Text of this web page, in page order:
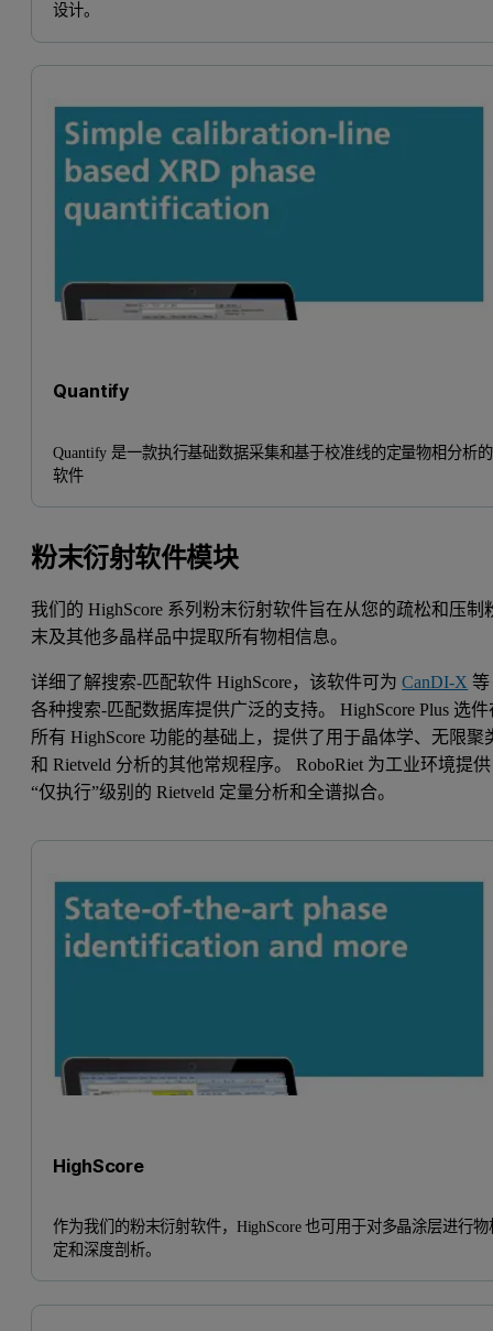
设计。
Quantify
Quantify 是一款执行基础数据采集和基于校准线的定量物相分析
软件
粉末衍射软件模块
我们的 HighScore 系列粉末衍射软件旨在从您的疏松和压制
末及其他多晶样品中提取所有物相信息。
详细了解搜索-匹配软件 HighScore，该软件可为CanDI-X 等
各种搜索-匹配数据库提供广泛的支持。 HighScore Plus 选件
所有 HighScore 功能的基础上，提供了用于晶体学、无限聚
和 Rietveld 分析的其他常规程序。 RoboRiet 为工业环境提供
“仅执行”级别的 Rietveld 定量分析和全谱拟合。
HighScore
作为我们的粉末衍射软件，HighScore 也可用于对多晶涂层进行物
定和深度剖析。